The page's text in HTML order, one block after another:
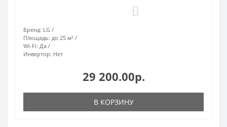
Бренд: LG
Площадь: до 25 м²
Wi-Fi: Да
Инвертор: Нет
29 200.00р.
В КОРЗИНУ